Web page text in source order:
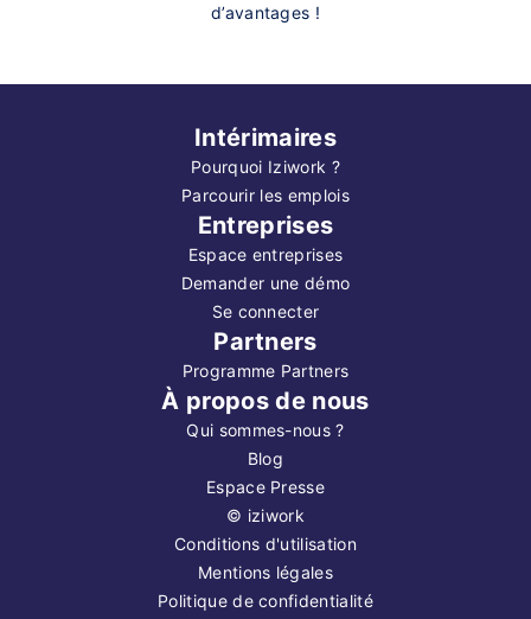
d’avantages !
Intérimaires
Pourquoi Iziwork ?
Parcourir les emplois
Entreprises
Espace entreprises
Demander une démo
Se connecter
Partners
Programme Partners
À propos de nous
Qui sommes-nous ?
Blog
Espace Presse
© iziwork
Conditions d'utilisation
Mentions légales
Politique de confidentialité